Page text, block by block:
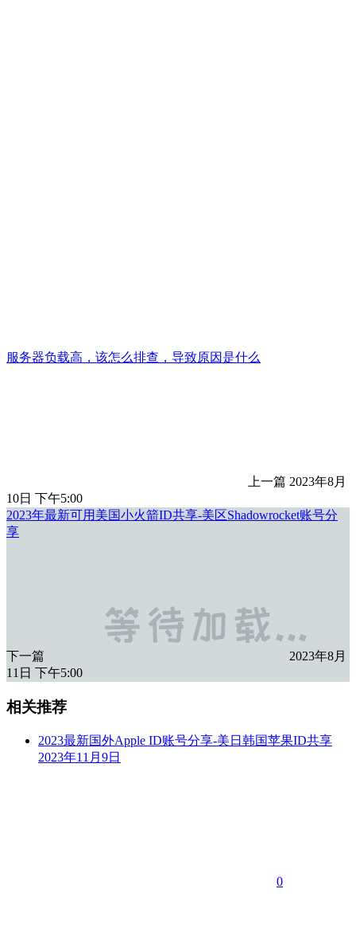
服务器负载高，该怎么排查，导致原因是什么
上一篇 2023年8月
10日 下午5:00
2023年最新可用美国小火箭ID共享-美区Shadowrocket账号分
享
下一篇
2023年8月
11日 下午5:00
相关推荐
2023最新国外Apple ID账号分享-美日韩国苹果ID共享
2023年11月9日
0